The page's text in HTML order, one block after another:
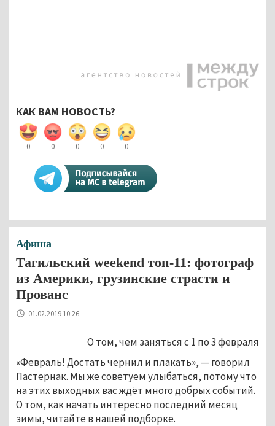
КАК ВАМ НОВОСТЬ?
0 0 0 0 0
Афиша
Тагильский weekend топ-11: фотограф
из Америки, грузинские страсти и
Прованс
01.02.2019 10:26
О том, чем заняться с 1 по 3 февраля
«Февраль! Достать чернил и плакать», — говорил
Пастернак. Мы же советуем улыбаться, потому что
на этих выходных вас ждёт много добрых событий.
О том, как начать интересно последний месяц
зимы, читайте в нашей подборке.